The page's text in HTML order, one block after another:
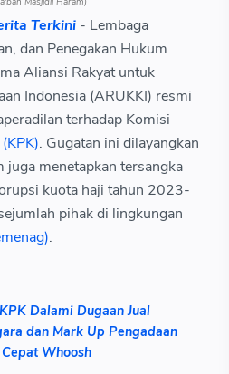
Terkini - Lembaga
dan Penegakan Hukum
Aliansi Rakyat untuk
Indonesia (ARUKKI) resmi
terhadap Komisi
(KPK). Gugatan ini dilayangkan
juga menetapkan tersangka
kuota haji tahun 2023-
pihak di lingkungan
.
KPK Dalami Dugaan Jual
dan Mark Up Pengadaan
Whoosh